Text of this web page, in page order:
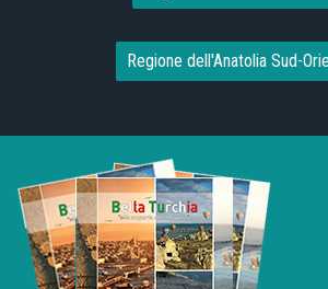
Regione dell'Anatolia Sud-